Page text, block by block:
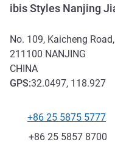
ibis Styles Nanjing
No. 109, Kaicheng
211100 NANJING
CHINA
GPS:32.0497, 118.927
Telefone
+86 25 5875 5777
Fax
+86 25 5857 8700